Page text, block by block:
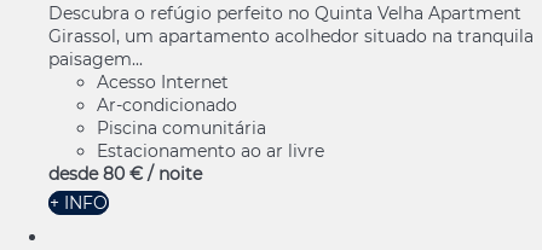
Descubra o refúgio perfeito no Quinta Velha Apartment
Girassol, um apartamento acolhedor situado na tranquila
paisagem...
Acesso Internet
Ar-condicionado
Piscina comunitária
Estacionamento ao ar livre
desde 80 € / noite
+ INFO